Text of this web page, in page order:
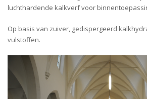
luchthardende kalkverf voor
Op basis van zuiver, gedispergeerd
vulstoffen.